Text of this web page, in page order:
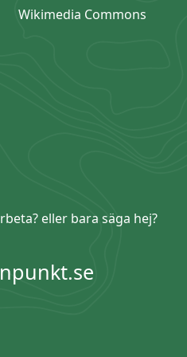
Wikimedia Commons
eller bara säga hej?